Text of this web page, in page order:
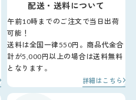
配送・送料について
午前10時までのご注文で当日出荷
可能！
送料は全国一律550円。商品代金合
計が5,000円以上の場合は送料無料
となります。
詳細はこちら